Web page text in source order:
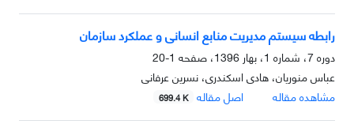
رابطه سیستم مدیریت منابع انسانی و عملکرد سازمان
دوره 7، شماره 1، بهار 1396، صفحه
1-20
عباس منوریان، هادی اسکندری، نسرین عرفانی
مشاهده مقاله
اصل مقاله 699.4 K